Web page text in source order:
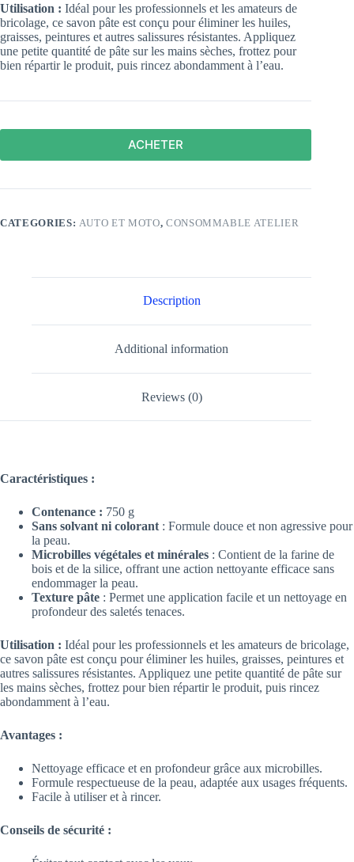
Utilisation : Idéal pour les professionnels et les amateurs de
bricolage, ce savon pâte est conçu pour éliminer les huiles,
graisses, peintures et autres salissures résistantes. Appliquez
une petite quantité de pâte sur les mains sèches, frottez pour
bien répartir le produit, puis rincez abondamment à l’eau.
ACHETER
CATEGORIES: AUTO ET MOTO, CONSOMMABLE ATELIER
Description
Additional information
Reviews (0)
Caractéristiques :
Contenance : 750 g
Sans solvant ni colorant: Formule douce et non agressive pour
la peau.
Microbilles végétales et minérales : Contient de la farine de
bois et de la silice, offrant une action nettoyante efficace sans
endommager la peau.
Texture pâte : Permet une application facile et un nettoyage en
profondeur des saletés tenaces.
Utilisation : Idéal pour les professionnels et les amateurs de bricolage,
ce savon pâte est conçu pour éliminer les huiles, graisses, peintures et
autres salissures résistantes. Appliquez une petite quantité de pâte sur
les mains sèches, frottez pour bien répartir le produit, puis rincez
abondamment à l’eau.
Avantages :
Nettoyage efficace et en profondeur grâce aux microbilles.
Formule respectueuse de la peau, adaptée aux usages fréquents.
Facile à utiliser et à rincer.
Conseils de sécurité :